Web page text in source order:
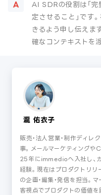
AI SDRの役割は「完
定させること」です
きるよう申し伝えま
確なコンテキストを
瀧 佑衣子
販売・法人営業・制作ディレ
事。メールマーケティングや
25年にimmedioへ入社し、
経験。現在はプロダクトリリ
の企画・編集・発信を担当。
客視点でプロダクトの価値を